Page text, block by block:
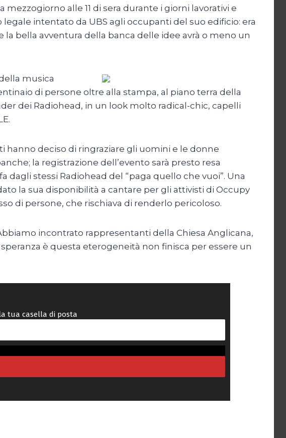
alle 11 di sera durante i giorni lavorativi e
intentato da UBS agli occupanti del suo edificio: era
bella avventura della banca delle idee avrà o meno un
musica
di persone oltre alla stampa, al piano terra della
dei Radiohead, in un look molto radical-chic, capelli
hanno deciso di ringraziare gli uomini e le donne
la registrazione dell’evento sarà presto resa
stessi Radiohead del “paga quello che vuoi”. Una
la sua disponibilità a cantare per gli attivisti di Occupy
di persone, che rischiava di renderlo pericoloso.
incontrato rappresentanti della Chiesa Anglicana,
è questa eterogeneità non finisca per essere un
tua casella di posta